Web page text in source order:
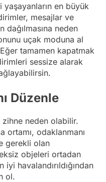
en büyük
mesajlar ve
dağılmasına neden
uçak moduna al
tamamen kapatmak
sessize alarak
Düzenle
zihne neden olabilir.
ortamı, odaklanmanı
gerekli olan
objeleri ortadan
iyi havalandırıldığından
ol.